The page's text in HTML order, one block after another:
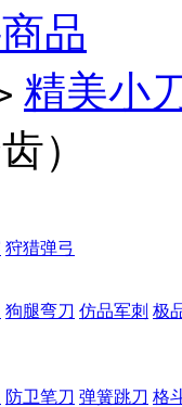
品
精美小
）
狩猎弹弓
狗腿弯刀 仿品军刺 极
防卫笔刀 弹簧跳刀 格